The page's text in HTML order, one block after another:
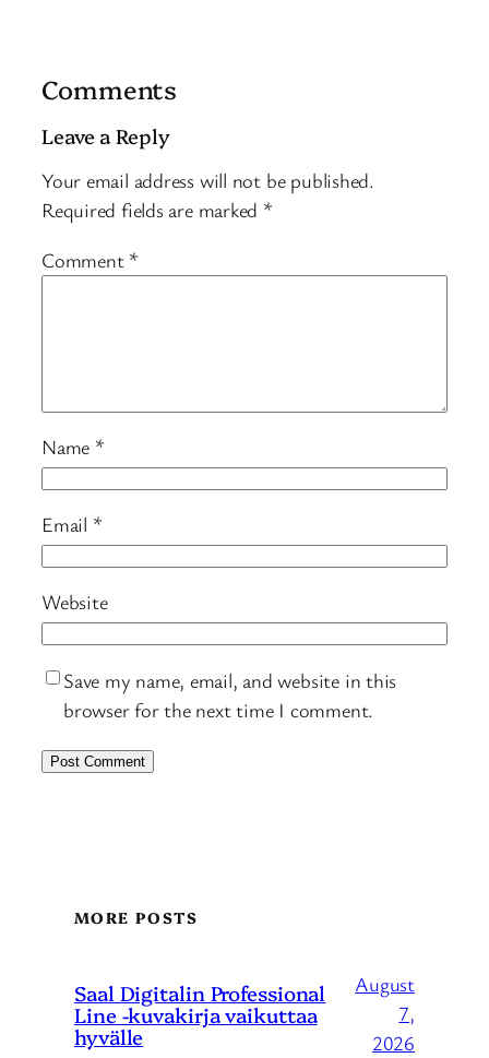
Comments
Leave a Reply
Your email address will not be published.
Required fields are marked *
Comment *
Name *
Email *
Website
Save my name, email, and website in this
browser for the next time I comment.
MORE POSTS
Saal Digitalin Professional
Line -kuvakirja vaikuttaa
hyvälle
August
7,
2026